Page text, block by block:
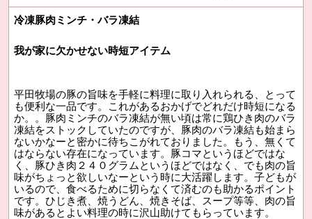
冷凍豚肉ミンチ・バラ凍結
我が家に欠かせない時短アイテム
平田牧場の豚の旨味を手軽に料理に取り入れられる、とって
も便利な一品です。これがあるおかげでどれだけ時短になる
か。。豚肉ミンチのバラ凍結が無い頃は常に鶏ひき肉のバラ
凍結をストックしていたのですが、豚肉のバラ凍結も始まら
ないかなーと密かに待ちこがれておりました。もう、無くて
はならない存在になっています。豚コマというほどではな
く、豚ひき肉２４０グラムというほどではなく、でも肉の旨
味がちょっと欲しいなーという時に大活躍します。子どもが
いるので、食べるために切らなくて済むのも助かるポイント
です。ひじき煮、焼うどん、焼きそば、スープ等等、肉の旨
味があるとよい料理の時に沢山助けてもらっています。